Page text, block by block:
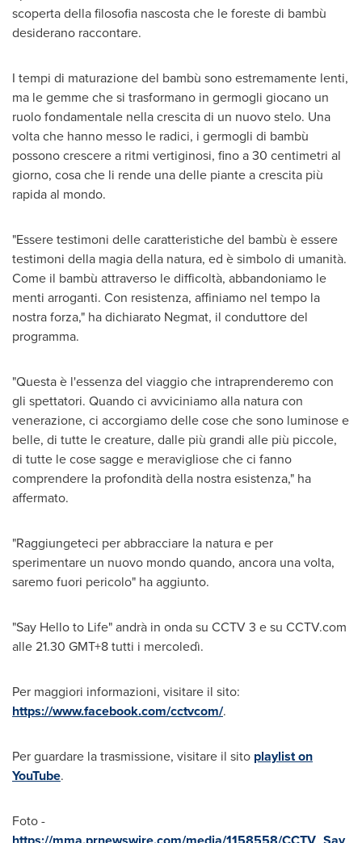
scoperta della filosofia nascosta che le foreste di bambù
desiderano raccontare.
I tempi di maturazione del bambù sono estremamente lenti,
ma le gemme che si trasformano in germogli giocano un
ruolo fondamentale nella crescita di un nuovo stelo. Una
volta che hanno messo le radici, i germogli di bambù
possono crescere a ritmi vertiginosi, fino a 30 centimetri al
giorno, cosa che li rende una delle piante a crescita più
rapida al mondo.
"Essere testimoni delle caratteristiche del bambù è essere
testimoni della magia della natura, ed è simbolo di umanità.
Come il bambù attraverso le difficoltà, abbandoniamo le
menti arroganti. Con resistenza, affiniamo nel tempo la
nostra forza," ha dichiarato Negmat, il conduttore del
programma.
"Questa è l'essenza del viaggio che intraprenderemo con
gli spettatori. Quando ci avviciniamo alla natura con
venerazione, ci accorgiamo delle cose che sono luminose e
belle, di tutte le creature, dalle più grandi alle più piccole,
di tutte le cose sagge e meravigliose che ci fanno
comprendere la profondità della nostra esistenza," ha
affermato.
"Raggiungeteci per abbracciare la natura e per
sperimentare un nuovo mondo quando, ancora una volta,
saremo fuori pericolo" ha aggiunto.
"Say Hello to Life" andrà in onda su CCTV 3 e su CCTV.com
alle 21.30 GMT+8 tutti i mercoledì.
Per maggiori informazioni, visitare il sito:
https://www.facebook.com/cctvcom/.
Per guardare la trasmissione, visitare il sito playlist on
YouTube.
Foto -